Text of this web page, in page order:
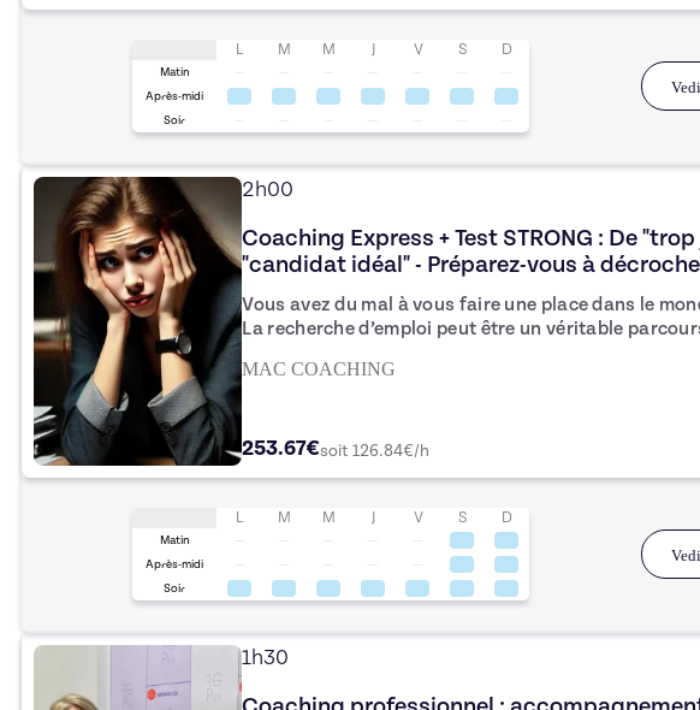
L M M J V S D
Matin
Après-midi
Soir
2h00
Coaching Express + Test STRONG : De
"candidat idéal" - Préparez-vous à
rêves !
Vous avez du mal à vous faire une place dans le
La recherche d’emploi peut être un véritable
pas comment structurer ses réponses en entretien.
MAC COACHING
253.67€soit126.84€/h
L M M J V S D
Matin
Après-midi
Soir
1h30